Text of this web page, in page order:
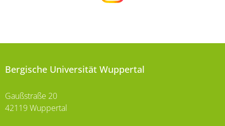
Bergische Universität Wuppertal
Gaußstraße 20
42119 Wuppertal